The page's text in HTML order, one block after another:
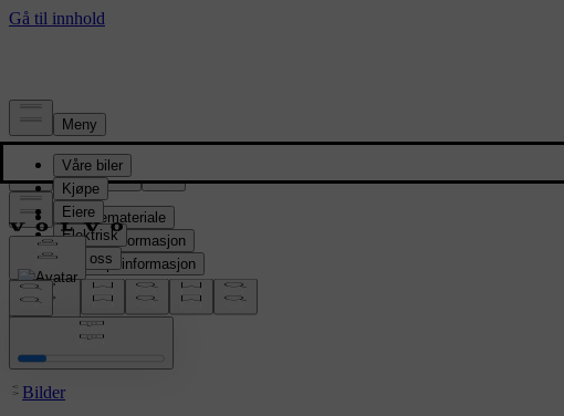
Presserom
Pressemateriale
Produktinformasjon
Selskapsinformasjon
Mediekontakter
location:
Bilder